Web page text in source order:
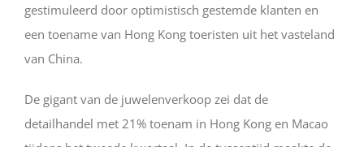
gestimuleerd door optimistisch gestemde klanten en
een toename van Hong Kong toeristen uit het vasteland
van China.
De gigant van de juwelenverkoop zei dat de
detailhandel met 21% toenam in Hong Kong en Macao